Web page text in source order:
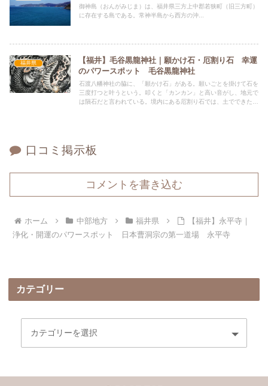
御神島（おんがみじま）は、福井県三方上中郡若狭町（旧三方町）
に存在する島である。常神半島から西方の沖...
福井県
【福井】毛谷黒龍神社｜願かけ石・厄割り石 幸運
のパワースポット 毛谷黒龍神社
石渡八幡神社の脇に、「願かけ石」がある。願いごとを掛けて石を
三度打つと叶うという。叩くと「カンカン」と高い音がし、地元で
は隕石だと言われている。境内にある厄割り石では、土でできた盃
口コミ掲示板
コメントを書き込む
ホーム 中部地方 福井県
【福井】永平寺｜
浄化・開運のパワースポット 日本曹洞宗の第一道場 永平寺
カテゴリー